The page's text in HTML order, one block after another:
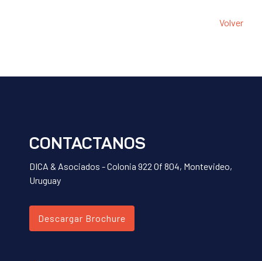
Volver
CONTACTANOS
DICA & Asociados - Colonia 922 Of 804, Montevideo,
Uruguay
Descargar Brochure